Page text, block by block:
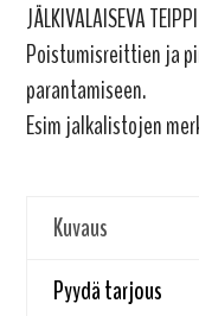
JÄLKIVALAISEVA TEIPPI
Poistumisreittien ja
parantamiseen.
Esim jalkalistojen
Kuvaus
Pyydä tarjous